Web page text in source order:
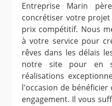
Entreprise Marin
concrétiser votre
prix compétitif. Nous
à votre service pour
rêves dans les délais
notre site pour en
réalisations
l'occasion de
engagement. Il vous